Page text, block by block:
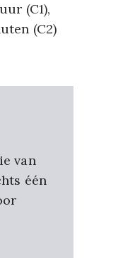
(C1),
(C2)
van
één